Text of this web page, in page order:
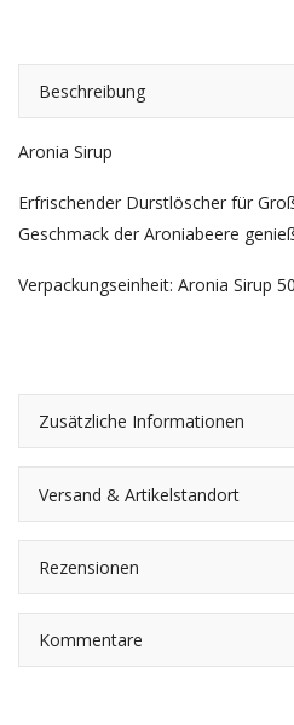
Beschreibung
Aronia Sirup
Erfrischender Durstlöscher für
Geschmack der Aroniabeere
Verpackungseinheit: Aronia Sirup
Zusätzliche Informationen
Versand & Artikelstandort
Rezensionen
Kommentare